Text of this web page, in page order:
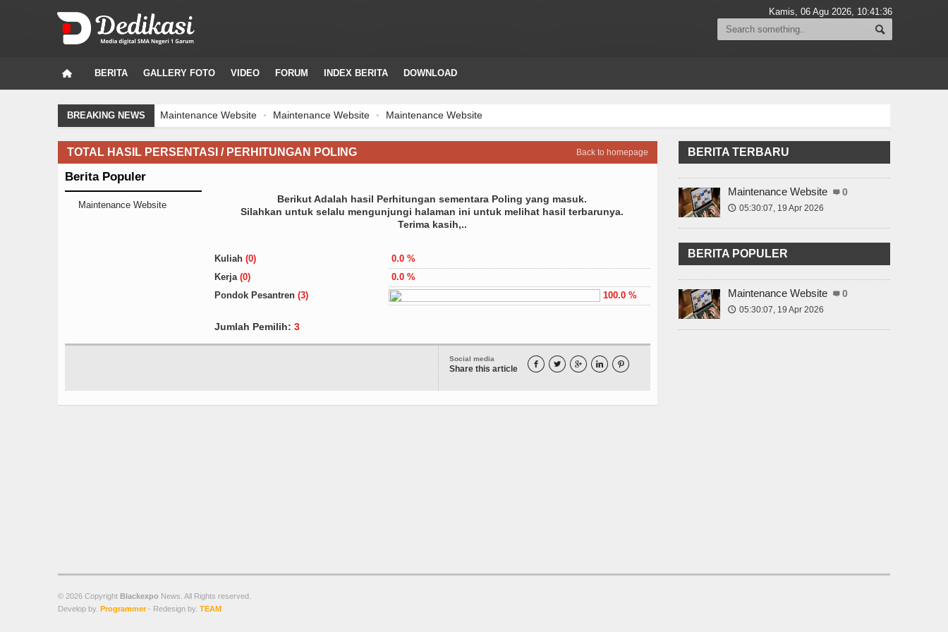
Kamis, 06 Agu 2026, 10:41:36
BERITA GALLERY FOTO VIDEO FORUM INDEX BERITA DOWNLOAD
BREAKING NEWS Maintenance Website Maintenance Website Maintenance Website
Back to homepage
TOTAL HASIL PERSENTASI / PERHITUNGAN POLING
Berita Populer
Maintenance Website
Berikut Adalah hasil Perhitungan sementara Poling yang masuk.
Silahkan untuk selalu mengunjungi halaman ini untuk melihat hasil terbarunya.
Terima kasih,..
Kuliah (0)
0.0 %
Kerja (0)
0.0 %
Pondok Pesantren (3) 100.0 %
Jumlah Pemilih: 3
Social media
Share this article     
BERITA TERBARU
Maintenance Website 0
🕔 05:30:07, 19 Apr 2026
BERITA POPULER
Maintenance Website 0
🕔 05:30:07, 19 Apr 2026
© 2026 Copyright Blackexpo News. All Rights reserved.
Develop by. Programmer- Redesign by. TEAM